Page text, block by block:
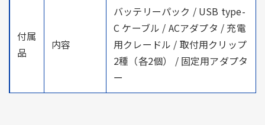
付属
品
内容
バッテリーパック / USB type-
C ケーブル / ACアダプタ / 充電
用クレードル / 取付用クリップ
2種（各2個） / 固定用アダプタ
ー